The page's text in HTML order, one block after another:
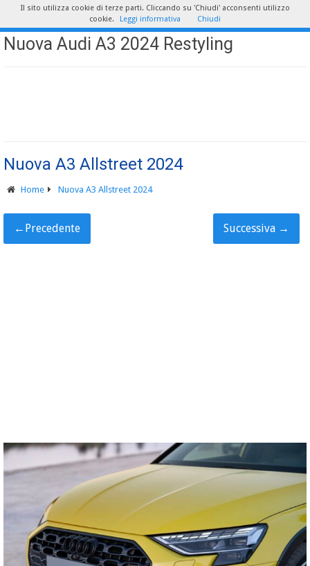
Nuova Audi A3 2024 Restyling
Nuova A3 Allstreet 2024
Home Nuova A3 Allstreet 2024
← Precedente Successiva →
Il sito utilizza cookie di terze parti. Cliccando su 'Chiudi' acconsenti utilizzo
cookie.
Leggi informativa Chiudi